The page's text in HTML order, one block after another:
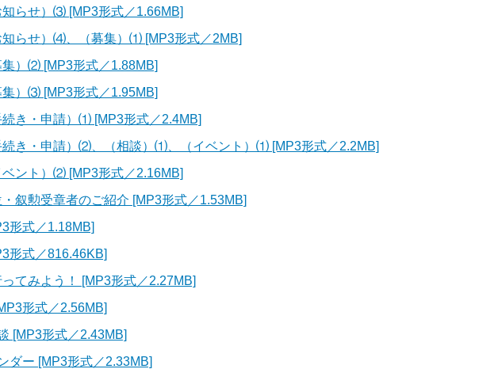
知らせ）⑶ [MP3形式／1.66MB]
知らせ）⑷、（募集）⑴ [MP3形式／2MB]
集）⑵ [MP3形式／1.88MB]
集）⑶ [MP3形式／1.95MB]
続き・申請）⑴ [MP3形式／2.4MB]
続き・申請）⑵、（相談）⑴、（イベント）⑴ [MP3形式／2.2MB]
ベント）⑵ [MP3形式／2.16MB]
叙勲受章者のご紹介 [MP3形式／1.53MB]
形式／1.18MB]
形式／816.46KB]
てみよう！ [MP3形式／2.27MB]
形式／2.56MB]
[MP3形式／2.43MB]
ダー [MP3形式／2.33MB]